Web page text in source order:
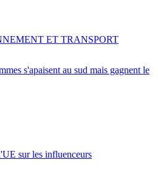
s'apaisent au sud mais gagnent le
ET TRANSPORT
sur les influenceurs